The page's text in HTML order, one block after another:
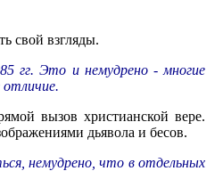
свой взгляды.
гг. Это и немудрено - многие
вызов христианской вере.
дьявола и бесов.
немудрено, что в отдельных